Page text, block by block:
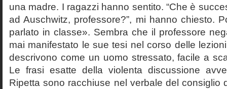
una madre. I ragazzi hanno sentito. “Che è
ad Auschwitz, professore?”, mi hanno chiesto.
parlato in classe». Sembra che il professore
mai manifestato le sue tesi nel corso delle
descrivono come un uomo stressato, facile a
Le frasi esatte della violenta discussione
Ripetta sono racchiuse nel verbale del consiglio